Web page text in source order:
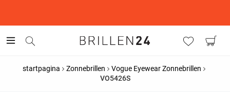
startpagina Zonnebrillen
Vogue Eyewear Zonnebrillen
VO5426S